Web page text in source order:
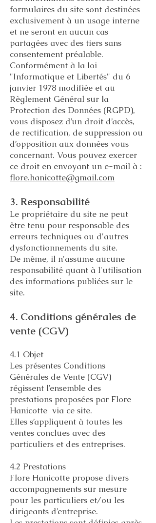
formulaires du site sont destinées
exclusivement à un usage interne
et ne seront en aucun cas
partagées avec des tiers sans
consentement préalable.
Conformément à la loi
"Informatique et Libertés" du 6
janvier 1978 modifiée et au
Règlement Général sur la
Protection des Données (RGPD),
vous disposez d’un droit d’accès,
de rectification, de suppression ou
d’opposition aux données vous
concernant. Vous pouvez exercer
ce droit en envoyant un e-mail à :
flore.hanicotte@gmail.com
3. Responsabilité
Le propriétaire du site ne peut
être tenu pour responsable des
erreurs techniques ou d'autres
dysfonctionnements du site.
De même, il n'assume aucune
responsabilité quant à l'utilisation
des informations publiées sur le
site.
4. Conditions générales de
vente (CGV)
4.1 Objet
Les présentes Conditions
Générales de Vente (CGV)
régissent l’ensemble des
prestations proposées par Flore
Hanicotte via ce site.
Elles s’appliquent à toutes les
ventes conclues avec des
particuliers et des entreprises.
4.2 Prestations
Flore Hanicotte propose divers
accompagnements sur mesure
pour les particuliers et/ou les
dirigeants d’entreprise.